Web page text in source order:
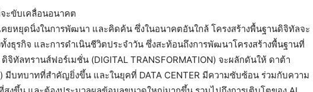
ะขับเคลื่อนอนาคต
คยหยุดนิ่งในการพัฒนา และคิดค้น ซึ่งในอนาคตอันใกล้ โครงสร้างพื้นฐานดิจิทัลจะ
งธุรกิจ และการดำเนินชีวิตประจำวัน ซึ่งสะท้อนถึงการพัฒนาโครงสร้างพื้นฐานที่
ทัลทรานส์ฟอร์เมชั่น (DIGITAL TRANSFORMATION) จะผลักดันให้ ดาต้า
มีบทบาทที่สำคัญยิ่งขึ้น และในยุคที่ DATA CENTER มีความซับซ้อน ร่วมกับความ